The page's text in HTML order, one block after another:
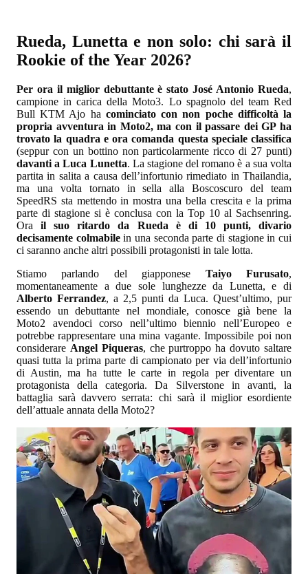
Rueda, Lunetta e non solo: chi sarà il
Rookie of the Year 2026?
Per ora il miglior debuttante è stato José Antonio Rueda,
campione in carica della Moto3. Lo spagnolo del team Red
Bull KTM Ajo ha cominciato con non poche difficoltà la
propria avventura in Moto2, ma con il passare dei GP ha
trovato la quadra e ora comanda questa speciale classifica
(seppur con un bottino non particolarmente ricco di 27 punti)
davanti a Luca Lunetta. La stagione del romano è a sua volta
partita in salita a causa dell’infortunio rimediato in Thailandia,
ma una volta tornato in sella alla Boscoscuro del team
SpeedRS sta mettendo in mostra una bella crescita e la prima
parte di stagione si è conclusa con la Top 10 al Sachsenring.
Orail suo ritardo da Rueda è di 10 punti, divario
decisamente colmabilein una seconda parte di stagione in cui
ci saranno anche altri possibili protagonisti in tale lotta.
Stiamo parlando del giapponese Taiyo Furusato,
momentaneamente a due sole lunghezze da Lunetta, e di
Alberto Ferrandez, a 2,5 punti da Luca. Quest’ultimo, pur
essendo un debuttante nel mondiale, conosce già bene la
Moto2 avendoci corso nell’ultimo biennio nell’Europeo e
potrebbe rappresentare una mina vagante. Impossibile poi non
considerare Angel Piqueras, che purtroppo ha dovuto saltare
quasi tutta la prima parte di campionato per via dell’infortunio
di Austin, ma ha tutte le carte in regola per diventare un
protagonista della categoria. Da Silverstone in avanti, la
battaglia sarà davvero serrata: chi sarà il miglior esordiente
dell’attuale annata della Moto2?